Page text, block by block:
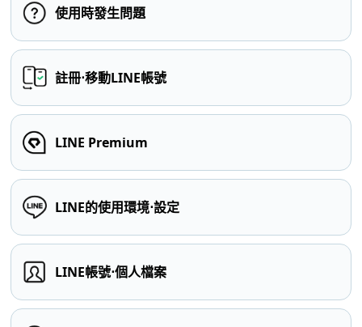
使用時發生問題
註冊⋅移動LINE帳號
LINE Premium
LINE的使用環境⋅設定
LINE帳號⋅個人檔案